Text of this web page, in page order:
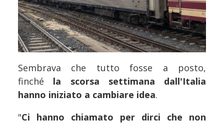
Sembrava che tutto fosse a posto,
finché la scorsa settimana dall'Italia
hanno iniziato a cambiare idea.
"Ci hanno chiamato per dirci che non